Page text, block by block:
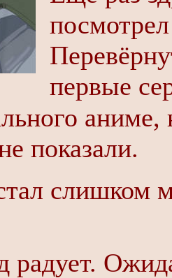
первые
показали.
слишком